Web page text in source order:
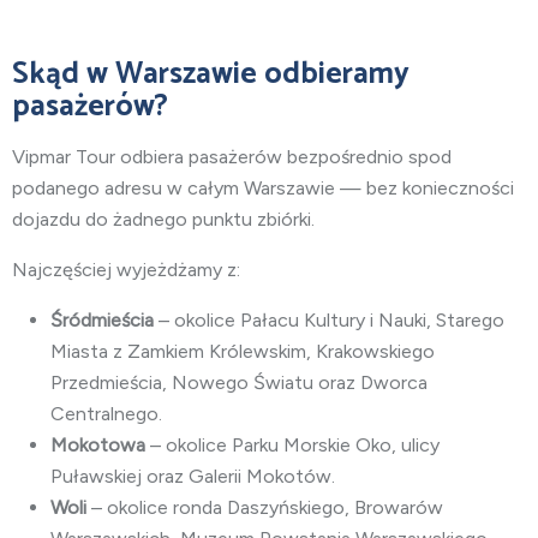
Skąd w Warszawie odbieramy
pasażerów?
Vipmar Tour odbiera pasażerów bezpośrednio spod
podanego adresu w całym Warszawie — bez konieczności
dojazdu do żadnego punktu zbiórki.
Najczęściej wyjeżdżamy z:
Śródmieścia – okolice Pałacu Kultury i Nauki, Starego
Miasta z Zamkiem Królewskim, Krakowskiego
Przedmieścia, Nowego Światu oraz Dworca
Centralnego.
Mokotowa – okolice Parku Morskie Oko, ulicy
Puławskiej oraz Galerii Mokotów.
Woli – okolice ronda Daszyńskiego, Browarów